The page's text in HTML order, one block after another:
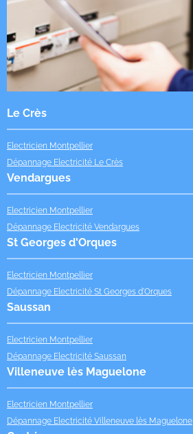
Le Crès
Electricien Montpellier
Dépannage Electricité Le Crès
Vendargues
Electricien Montpellier
Dépannage Electricité Vendargues
St Georges d'Orques
Electricien Montpellier
Dépannage Electricité St Georges d'Orques
Saussan
Electricien Montpellier
Dépannage Electricité Saussan
Villeneuve lès Maguelone
Electricien Montpellier
Dépannage Electricité Villeneuve lès Maguelone